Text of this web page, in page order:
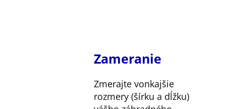
Zameranie
Zmerajte vonkajšie
rozmery (šírku a dĺžku)